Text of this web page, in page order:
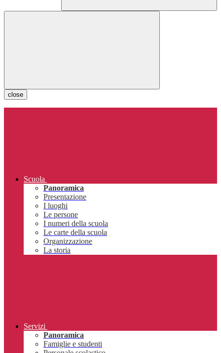
close
Scuola
Panoramica
Presentazione
I luoghi
Le persone
I numeri della scuola
Le carte della scuola
Organizzazione
La storia
Servizi
Panoramica
Famiglie e studenti